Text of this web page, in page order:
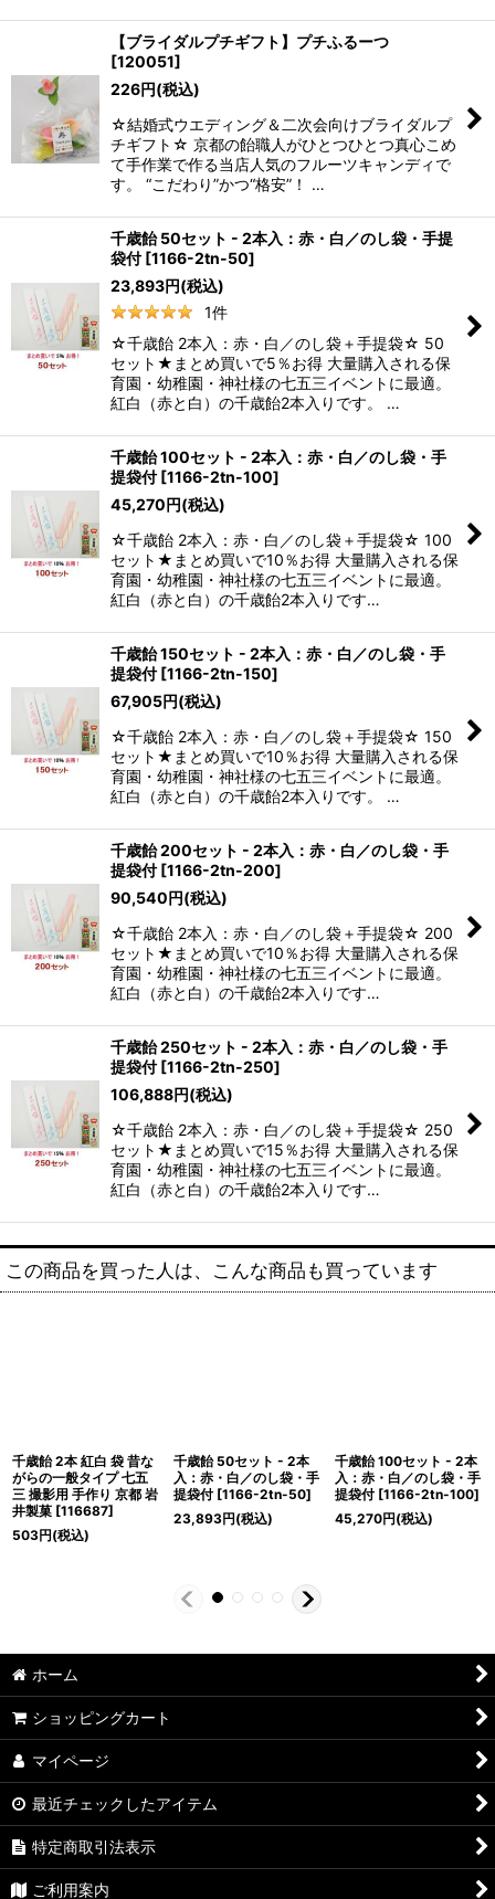
【ブライダルプチギフト】プチふるーつ
[120051]
226円(税込)
☆結婚式ウエディング＆二次会向けブライダルプ
チギフト☆ 京都の飴職人がひとつひとつ真心こめ
て手作業で作る当店人気のフルーツキャンディで
す。 “こだわり”かつ“格安”！ …
千歳飴 50セット - 2本入：赤・白／のし袋・手提
袋付 [1166-2tn-50]
23,893円(税込)
1件
☆千歳飴 2本入：赤・白／のし袋＋手提袋☆ 50
セット★まとめ買いで5％お得 大量購入される保
育園・幼稚園・神社様の七五三イベントに最適。
紅白（赤と白）の千歳飴2本入りです。 …
千歳飴 100セット - 2本入：赤・白／のし袋・手
提袋付 [1166-2tn-100]
45,270円(税込)
☆千歳飴 2本入：赤・白／のし袋＋手提袋☆ 100
セット★まとめ買いで10％お得 大量購入される保
育園・幼稚園・神社様の七五三イベントに最適。
紅白（赤と白）の千歳飴2本入りです…
千歳飴 150セット - 2本入：赤・白／のし袋・手
提袋付 [1166-2tn-150]
67,905円(税込)
☆千歳飴 2本入：赤・白／のし袋＋手提袋☆ 150
セット★まとめ買いで10％お得 大量購入される保
育園・幼稚園・神社様の七五三イベントに最適。
紅白（赤と白）の千歳飴2本入りです。 …
千歳飴 200セット - 2本入：赤・白／のし袋・手
提袋付 [1166-2tn-200]
90,540円(税込)
☆千歳飴 2本入：赤・白／のし袋＋手提袋☆ 200
セット★まとめ買いで10％お得 大量購入される保
育園・幼稚園・神社様の七五三イベントに最適。
紅白（赤と白）の千歳飴2本入りです…
千歳飴 250セット - 2本入：赤・白／のし袋・手
提袋付 [1166-2tn-250]
106,888円(税込)
☆千歳飴 2本入：赤・白／のし袋＋手提袋☆ 250
セット★まとめ買いで15％お得 大量購入される保
育園・幼稚園・神社様の七五三イベントに最適。
紅白（赤と白）の千歳飴2本入りです…
この商品を買った人は、こんな商品も買っています
千歳飴 2本 紅白 袋 昔な
がらの一般タイプ 七五
三 撮影用 手作り 京都 岩
井製菓 [116687]
503円(税込)
千歳飴 50セット - 2本
入：赤・白／のし袋・手
提袋付 [1166-2tn-50]
23,893円(税込)
千歳飴 100セット - 2本
入：赤・白／のし袋・手
提袋付 [1166-2tn-100]
45,270円(税込)
ホーム
ショッピングカート
マイページ
最近チェックしたアイテム
特定商取引法表示
ご利用案内